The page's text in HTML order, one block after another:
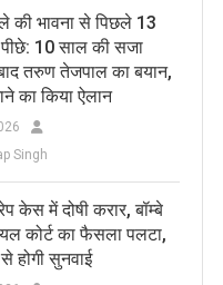
की भावना से पिछले 13
10 साल की सजा
तरुण तेजपाल का बयान,
का किया ऐलान
Singh
केस में दोषी करार, बॉम्बे
कोर्ट का फैसला पलटा,
होगी सुनवाई